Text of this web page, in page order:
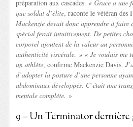
préparation aux cascades. « Grace a une
que soldat d’élite, raconte le vétéran des
Mackenzie devait donc apprendre à faire
spécial ferait intuitivement. De petites
corporel ajoutent de la valeur au
authenticité viscérale. » « Je voulais me
un athlète, confirme Mackenzie Davis.
d’adopter la posture d’une personne
abdominaux développés. C’était une
mentale complète. »
9 – Un Terminator dernière